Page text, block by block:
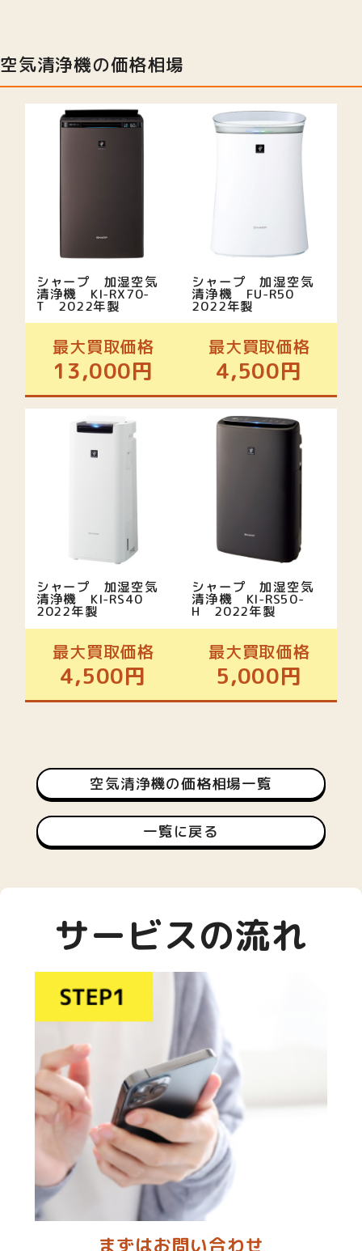
空気清浄機の価格相場
シャープ 加湿空気
清浄機 KI-RX70-
T 2022年製
最大買取価格
13,000円
シャープ 加湿空気
清浄機 FU-R50
2022年製
最大買取価格
4,500円
シャープ 加湿空気
清浄機 KI-RS40
2022年製
最大買取価格
4,500円
シャープ 加湿空気
清浄機 KI-RS50-
H 2022年製
最大買取価格
5,000円
空気清浄機の価格相場一覧
一覧に戻る
サービスの流れ
まずはお問い合わせ